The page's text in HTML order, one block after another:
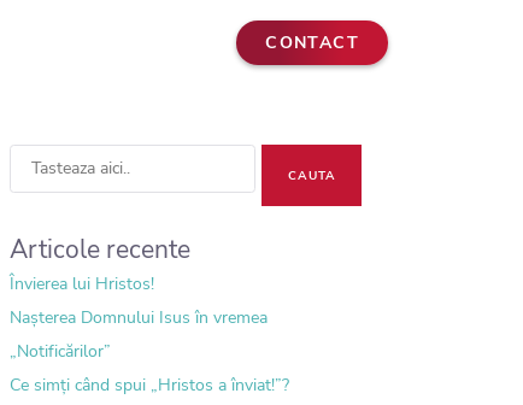
CONTACT
Articole recente
Învierea lui Hristos!
Nașterea Domnului Isus în vremea
„Notificărilor”
Ce simți când spui „Hristos a înviat!”?